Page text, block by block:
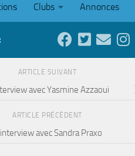
Clubs Annonces
ARTICLE SUIVANT
avec Yasmine Azzaoui
ARTICLE PRÉCÉDENT
avec Sandra Praxo